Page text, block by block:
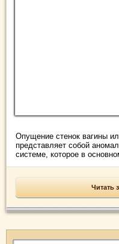
Опущение стенок вагины
представляет собой
системе, которое в
Читать